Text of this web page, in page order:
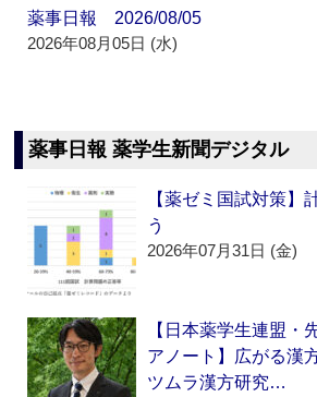
薬事日報 2026/08/05
2026年08月05日 (水)
薬事日報 薬学生新聞デジタル
【薬ゼミ国試対策】
う
2026年07月31日 (金)
【日本薬学生連盟・
アノート】広がる漢
ツムラ漢方研究…